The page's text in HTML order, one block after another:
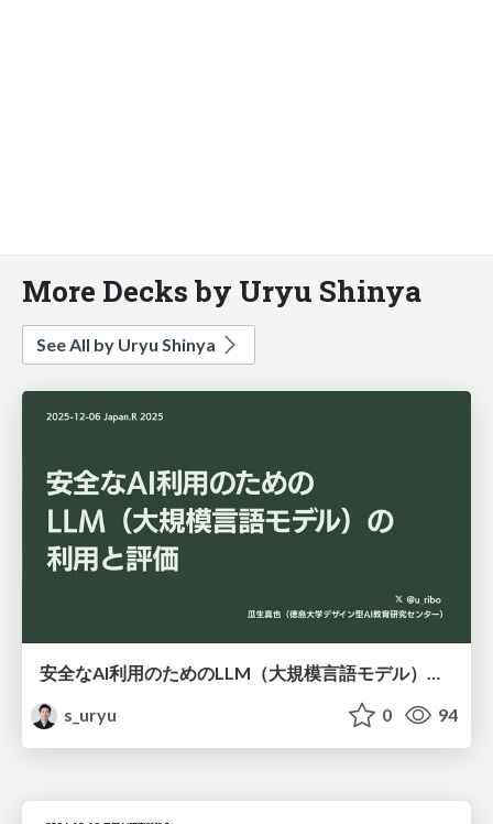
More Decks by Uryu Shinya
See All by Uryu Shinya
安全なAI利用のためのLLM（大規模言語モデル）の利用と評価 / japanr2025
s_uryu
0 94